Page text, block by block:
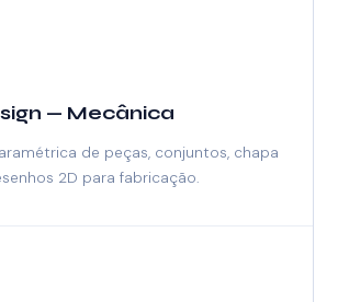
— Mecânica
de peças, conjuntos, chapa
2D para fabricação.